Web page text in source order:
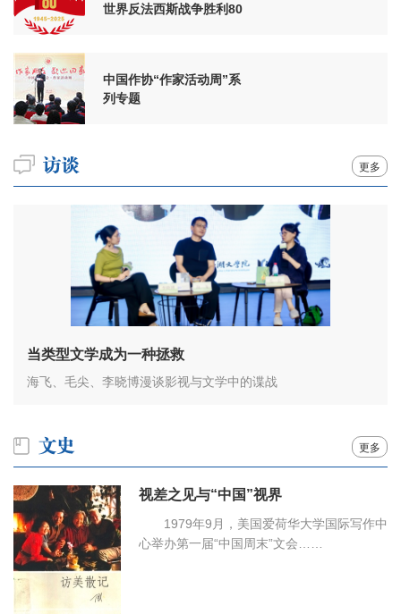
世界反法西斯战争胜利80
中国作协“作家活动周”系
列专题
更多
当类型文学成为一种拯救
海飞、毛尖、李晓博漫谈影视与文学中的谍战
更多
视差之见与“中国”视界
1979年9月，美国爱荷华大学国际写作中
心举办第一届“中国周末”文会……